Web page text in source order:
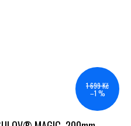
1 699 Kč
–1 %